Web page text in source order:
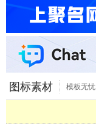
图标素材 模板无忧